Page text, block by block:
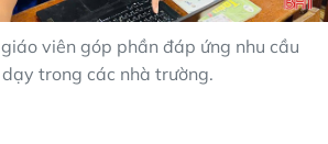
viên góp phần đáp ứng nhu cầu
trong các nhà trường.